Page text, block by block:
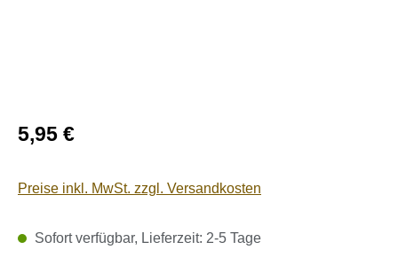
Regulärer Preis:
5,95 €
Preise inkl. MwSt. zzgl. Versandkosten
Sofort verfügbar, Lieferzeit: 2-5 Tage